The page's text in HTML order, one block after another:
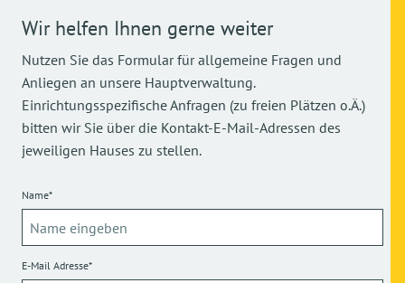
Wir helfen Ihnen gerne weiter
Nutzen Sie das Formular für allgemeine Fragen und
Anliegen an unsere Hauptverwaltung.
Einrichtungsspezifische Anfragen (zu freien Plätzen o.Ä.)
bitten wir Sie über die Kontakt-E-Mail-Adressen des
jeweiligen Hauses zu stellen.
Name*
E-Mail Adresse*